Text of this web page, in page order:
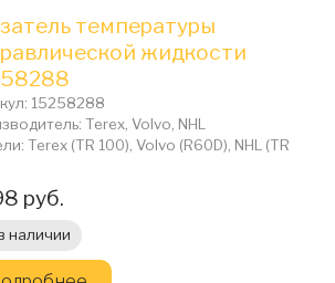
температуры
жидкости
15258288
Terex, Volvo, NHL
Terex (TR 100), Volvo (R60D), NHL (TR
руб.
наличии